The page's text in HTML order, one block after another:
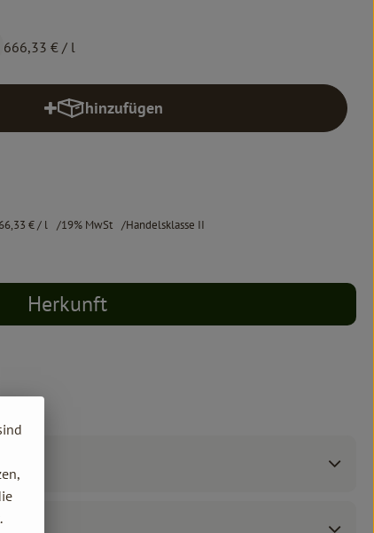
666,33 € / l
hinzufügen
Produkt zum Warenkorb hinzufügen
€/ l 19% MwSt Handelsklasse II
Herkunft